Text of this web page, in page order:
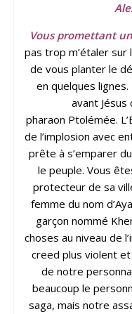
Vous promettant
pas trop m’étaler
de vous planter le
en quelques
avant
pharaon Ptolémée.
de l’implosion avec
prête à s’emparer
le peuple. Vous
protecteur de sa
femme du nom
garçon nommé
choses au niveau de
creed plus violent et
de notre
beaucoup le
saga, mais notre